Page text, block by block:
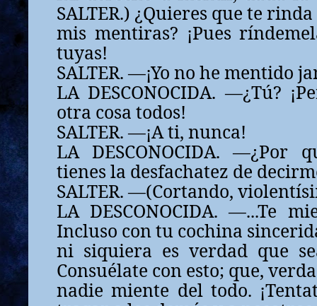
SALTER.) ¿Quieres que te
mis mentiras? ¡Pues
tuyas!
SALTER. —¡Yo no he mentido
LA DESCONOCIDA. —¿Tú?
otra cosa todos!
SALTER. —¡A ti, nunca!
LA DESCONOCIDA. —¿Por
tienes la desfachatez de
SALTER. —(Cortando,
LA DESCONOCIDA. —...Te
Incluso con tu cochina
ni siquiera es verdad que
Consuélate con esto; que,
nadie miente del todo.